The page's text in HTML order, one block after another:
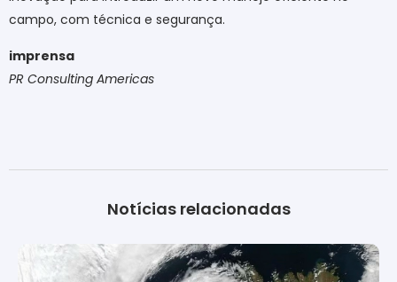
campo, com técnica e segurança.
imprensa
PR Consulting Americas
Notícias relacionadas